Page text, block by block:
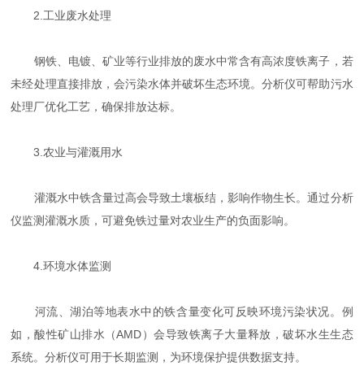
2.工业废水处理
钢铁、电镀、矿业等行业排放的废水中常含有高浓度铁离子，若
未经处理直接排放，会污染水体并破坏生态环境。分析仪可帮助污水
处理厂优化工艺，确保排放达标。
3.农业与灌溉用水
灌溉水中铁含量过高会导致土壤板结，影响作物生长。通过分析
仪监测灌溉水质，可避免铁过量对农业生产的负面影响。
4.环境水体监测
河流、湖泊等地表水中的铁含量变化可反映环境污染状况。例
如，酸性矿山排水（AMD）会导致铁离子大量释放，破坏水生生态
系统。分析仪可用于长期监测，为环境保护提供数据支持。